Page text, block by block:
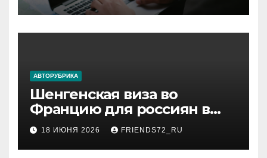
АВТОРУБРИКА
Шенгенская виза во
Францию для россиян в
2026 году: сроки от 3 дней
и список необходимых
документов
18 ИЮНЯ 2026 FRIENDS72_RU